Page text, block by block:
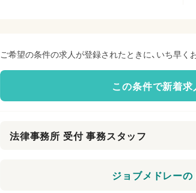
ご希望の条件の求人が登録されたときに、いち早く
この条件で新着
ジョブメドレー